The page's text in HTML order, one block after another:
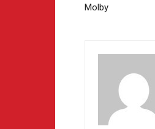
Molby